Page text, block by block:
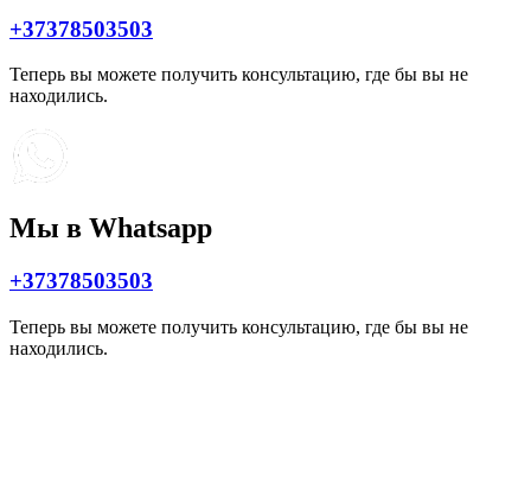
+37378503503
Теперь вы можете получить консультацию, где бы вы не
находились.
Мы в Whatsapp
+37378503503
Теперь вы можете получить консультацию, где бы вы не
находились.